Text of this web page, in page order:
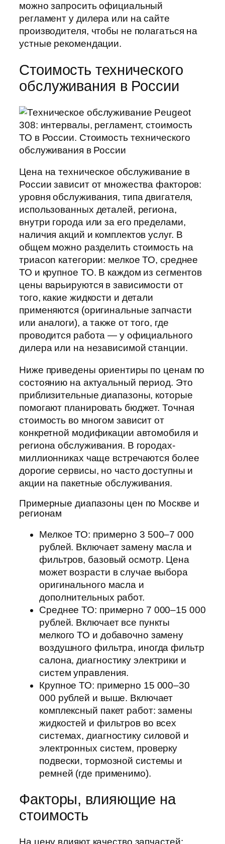
можно запросить официальный
регламент у дилера или на сайте
производителя, чтобы не полагаться на
устные рекомендации.
Стоимость технического
обслуживания в России
Цена на техническое обслуживание в
России зависит от множества факторов:
уровня обслуживания, типа двигателя,
использованных деталей, региона,
внутри города или за его пределами,
наличия акций и комплектов услуг. В
общем можно разделить стоимость на
триacon категории: мелкое ТО, среднее
ТО и крупное ТО. В каждом из сегментов
цены варьируются в зависимости от
того, какие жидкости и детали
применяются (оригинальные запчасти
или аналоги), а также от того, где
проводится работа — у официального
дилера или на независимой станции.
Ниже приведены ориентиры по ценам по
состоянию на актуальный период. Это
приблизительные диапазоны, которые
помогают планировать бюджет. Точная
стоимость во многом зависит от
конкретной модификации автомобиля и
региона обслуживания. В городах-
миллионниках чаще встречаются более
дорогие сервисы, но часто доступны и
акции на пакетные обслуживания.
Примерные диапазоны цен по Москве и
регионам
Мелкое ТО: примерно 3 500–7 000
рублей. Включает замену масла и
фильтров, базовый осмотр. Цена
может возрасти в случае выбора
оригинального масла и
дополнительных работ.
Среднее ТО: примерно 7 000–15 000
рублей. Включает все пункты
мелкого ТО и добавочно замену
воздушного фильтра, иногда фильтр
салона, диагностику электрики и
систем управления.
Крупное ТО: примерно 15 000–30
000 рублей и выше. Включает
комплексный пакет работ: замены
жидкостей и фильтров во всех
системах, диагностику силовой и
электронных систем, проверку
подвески, тормозной системы и
ремней (где применимо).
Факторы, влияющие на
стоимость
На цену влияют качество запчастей: